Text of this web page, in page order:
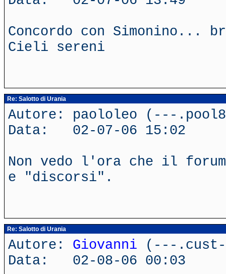
Concordo con Simonino...
Cieli sereni
Re: Salotto di Urania
Autore: paololeo (---
Data: 02-07-06 15:02
Non vedo l'ora che il
e "discorsi".
Re: Salotto di Urania
Autore: Giovanni (---
Data: 02-08-06 00:03